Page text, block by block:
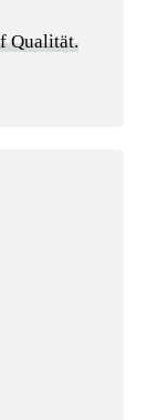
Qualität.